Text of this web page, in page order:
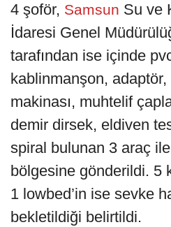
4 şoför, Samsun Su ve
İdaresi Genel
tarafından ise içinde
kablinmanşon,
makinası, muhtelif
demir dirsek, eldiven
spiral bulunan 3 araç
bölgesine gönderildi. 5
1 lowbed’in ise sevke
bekletildiği belirtildi.